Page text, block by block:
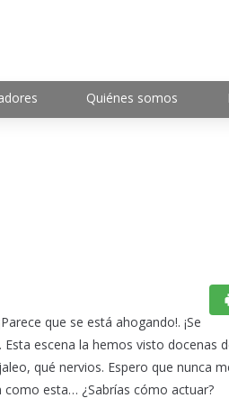
Quiénes somos
que se está ahogando!. ¡Se
escena la hemos visto docenas
qué nervios. Espero que nunca
esta… ¿Sabrías cómo actuar?